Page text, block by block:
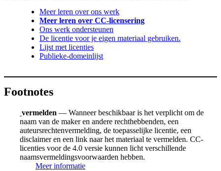
Meer leren over ons werk
Meer leren over CC-licensering
Ons werk ondersteunen
De licentie voor je eigen materiaal gebruiken.
Lijst met licenties
Publieke-domeinlijst
Footnotes
vermelden — Wanneer beschikbaar is het verplicht om de
naam van de maker en andere rechthebbenden, een
auteursrechtenvermelding, de toepasselijke licentie, een
disclaimer en een link naar het materiaal te vermelden. CC-
licenties voor de 4.0 versie kunnen licht verschillende
naamsvermeldingsvoorwaarden hebben.
Meer informatie